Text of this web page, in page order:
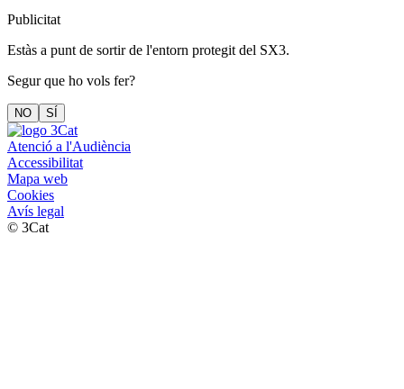
Publicitat
Estàs a punt de sortir de l'entorn protegit del SX3.
Segur que ho vols fer?
NO SÍ
Atenció a l'Audiència
Accessibilitat
Mapa web
Cookies
Avís legal
© 3Cat